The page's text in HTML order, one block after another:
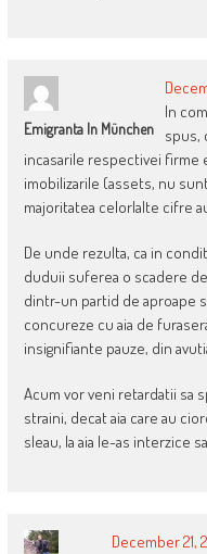
Emigranta In München
In
spus,
incasarile respectivei firme
imobilizarile (assets, nu
majoritatea celorlalte cifre
De unde rezulta, ca in
duduii suferea o scadere
dintr-un partid de aproape
concureze cu aia de
insignifiante pauze, din
Acum vor veni retardatii sa
straini, decat aia care au
sleau, la aia le-as interzice
December 21,